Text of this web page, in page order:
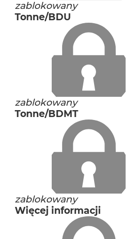
zablokowany
Tonne/BDU
zablokowany
Tonne/BDMT
zablokowany
Więcej informacji